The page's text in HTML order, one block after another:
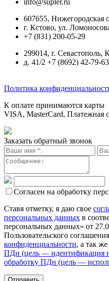
info@supler.ru
607655, Нижегородская
г. Кстово, ул.
+7 (831) 200-05-29
299014, г.
д. 41/2 +7 (8692) 42-79-63
Политика
К оплате принимаются карты
VISA, MasterCard, Платежная
Заказать обратный звонок
Согласен на обработку
Ставя отметку, я даю свое
персональных данных в
персональных данных» от
Пользовательского
конфиденциальности, а так
ПДн (цель — идентификация
обработку ПДн (цель —